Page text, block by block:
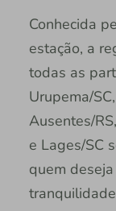
Conhecida
estação, a
todas as
Urupema/
Ausentes/
e Lages/SC
quem